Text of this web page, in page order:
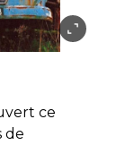
ce
de